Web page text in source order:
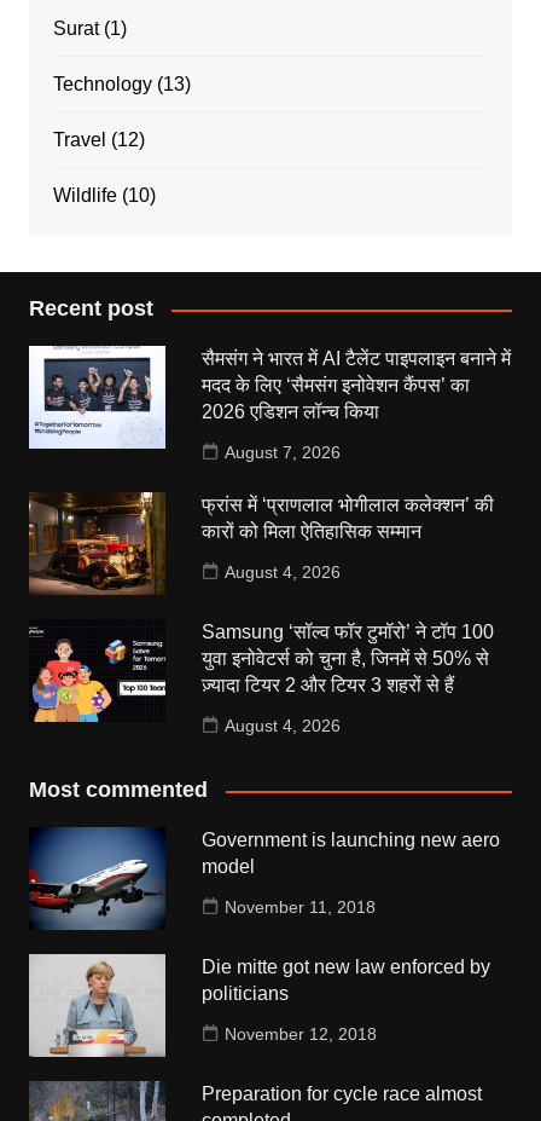
Surat(1)
Technology(13)
Travel (12)
Wildlife(10)
Recent post
सैमसंग ने भारत में AI टैलेंट पाइपलाइन बनाने में
मदद के लिए ‘सैमसंग इनोवेशन कैंपस’ का
2026 एडिशन लॉन्च किया
August 7, 2026
फ्रांस में ‘प्राणलाल भोगीलाल कलेक्शन’ की
कारों को मिला ऐतिहासिक सम्मान
August 4, 2026
Samsung ‘सॉल्व फॉर टुमॉरो’ ने टॉप 100
युवा इनोवेटर्स को चुना है, जिनमें से 50% से
ज़्यादा टियर 2 और टियर 3 शहरों से हैं
August 4, 2026
Most commented
Government is launching new aero
model
November 11, 2018
Die mitte got new law enforced by
politicians
November 12, 2018
Preparation for cycle race almost